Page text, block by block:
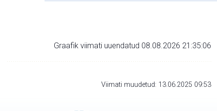
Graafik viimati uuendatud 08.08.2026 21:35:06
Viimati muudetud: 13.06.2025 09:53